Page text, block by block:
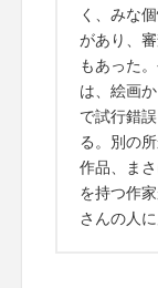
く、みな
があり、
もあった
は、絵画
で試行錯
る。別の
作品、ま
を持つ作
さんの人